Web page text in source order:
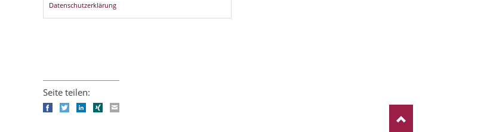
Datenschutzerklärung
Seite teilen:
FacebookTwitterLinkedIn
Xing